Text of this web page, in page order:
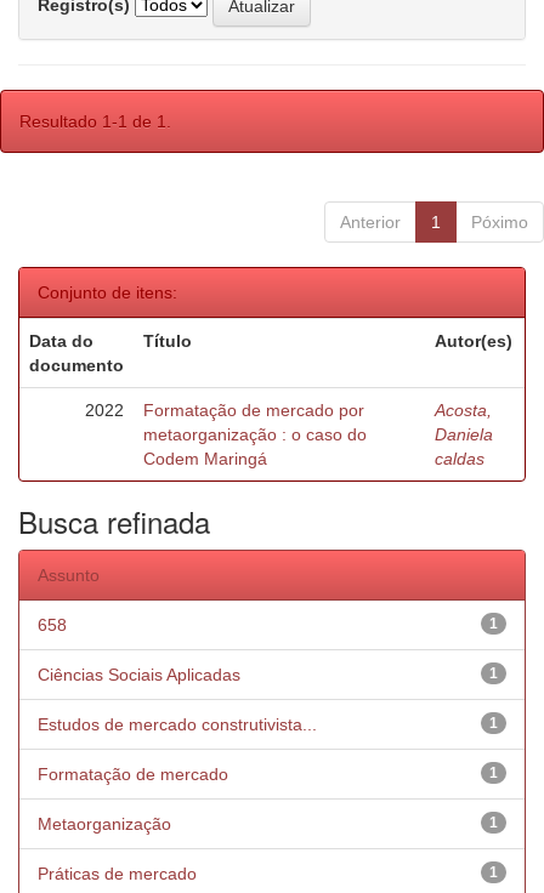
Registro(s)
Resultado 1-1 de 1.
Anterior 1 Póximo
Conjunto de itens:
Data do
documento
Título Autor(es)
2022
Formatação de mercado por
metaorganização : o caso do
Codem Maringá
Acosta,
Daniela
caldas
Busca refinada
Assunto
1
658
1
Ciências Sociais Aplicadas
1
Estudos de mercado construtivista...
1
Formatação de mercado
1
Metaorganização
1
Práticas de mercado